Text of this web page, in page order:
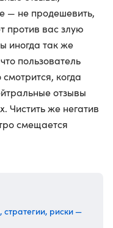
— не продешевить,
против вас злую
иногда так же
пользователь
когда
отзывы
Чистить же негатив
смещается
стратегии, риски —